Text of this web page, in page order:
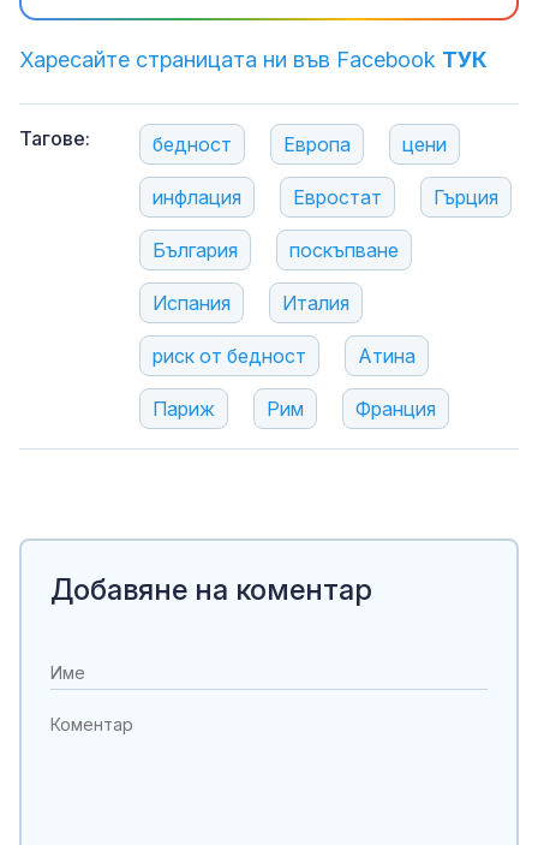
Харесайте страницата ни във Facebook ТУК
Тагове: бедност Европа цени
инфлация Евростат Гърция
България поскъпване
Испания Италия
риск от бедност Атина
Париж Рим Франция
Добавяне на коментар